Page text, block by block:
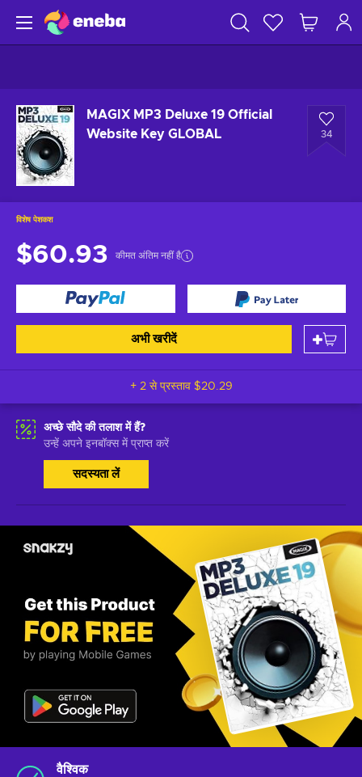
MAGIX MP3 Deluxe 19 Official
Website Key GLOBAL
34
विशेष पेशकश
$60.93 कीमत अंतिम नहीं है
अभी खरीदें
+ 2 से प्रस्ताव $20.29
अच्छे सौदे की तलाश में हैं?
उन्हें अपने इनबॉक्स में प्राप्त करें
सदस्यता लें
वैश्विक